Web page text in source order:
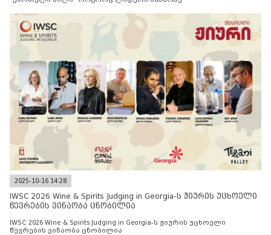
2025-10-16 14:28
IWSC 2026 Wine & Spirits Judging in Georgia-ს ჟიურის უცხოელი
წევრების ვინაობა ცნობილია
IWSC 2026 Wine & Spirits Judging in Georgia-ს ჟიურის უცხოელი
წევრების ვინაობა ცნობილია